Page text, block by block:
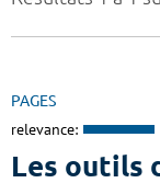
PAGES
relevance:
Les outils